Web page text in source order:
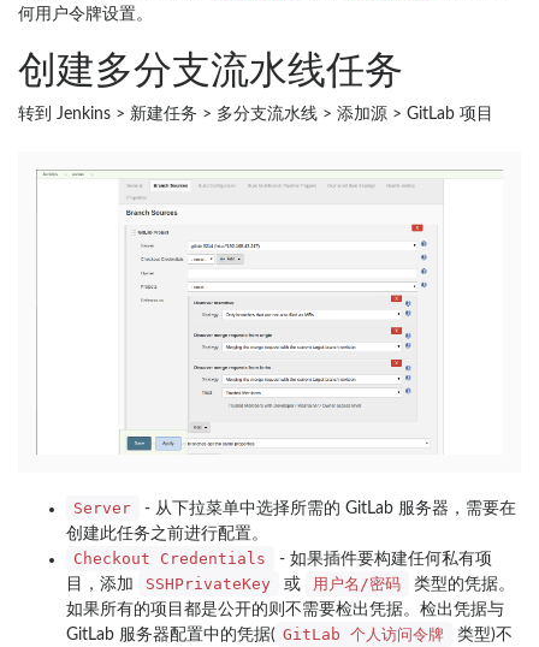
何用户令牌设置。
创建多分支流水线任务
转到 Jenkins > 新建任务 > 多分支流水线 > 添加源 > GitLab 项目
Server
- 从下拉菜单中选择所需的 GitLab 服务器，需要在
创建此任务之前进行配置。
Checkout Credentials
- 如果插件要构建任何私有项
目，添加
SSHPrivateKey 或 用户名/密码
类型的凭据。
如果所有的项目都是公开的则不需要检出凭据。检出凭据与
GitLab 服务器配置中的凭据( GitLab 个人访问令牌
类型)不